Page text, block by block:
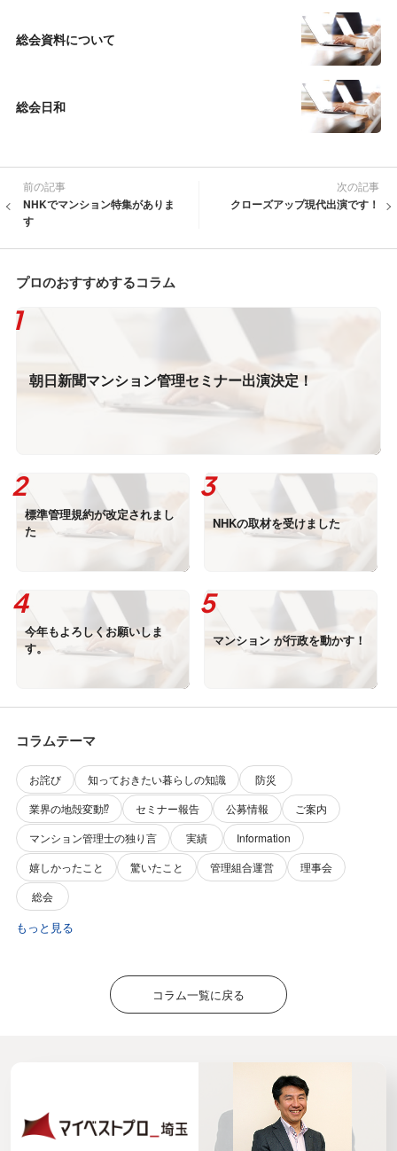
総会資料について
総会日和
前の記事
NHKでマンション特集がありま
す
次の記事
クローズアップ現代出演です！
プロのおすすめするコラム
朝日新聞マンション管理セミナー出演決定！
標準管理規約が改定されまし
た
NHKの取材を受けました
今年もよろしくお願いしま
す。
マンション が行政を動かす！
コラムテーマ
お詫び 知っておきたい暮らしの知識
防災
業界の地殻変動⁉️
セミナー報告 公募情報
ご案内
マンション管理士の独り言
実績
Information
嬉しかったこと
驚いたこと 管理組合運営
理事会
総会
もっと見る
コラム一覧に戻る